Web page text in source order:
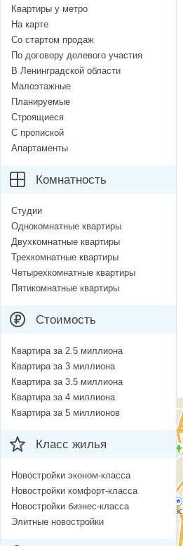
Квартиры у метро
На карте
Со стартом продаж
По договору долевого участия
В Ленинградской области
Малоэтажные
Планируемые
Строящиеся
С пропиской
Апартаменты
Комнатность
Студии
Однокомнатные квартиры
Двухкомнатные квартиры
Трехкомнатные квартиры
Четырехкомнатные квартиры
Пятикомнатные квартиры
Стоимость
Квартира за 2.5 миллиона
Квартира за 3 миллиона
Квартира за 3.5 миллиона
Квартира за 4 миллиона
Квартира за 5 миллионов
Класс жилья
Новостройки эконом-класса
Новостройки комфорт-класса
Новостройки бизнес-класса
Элитные новостройки